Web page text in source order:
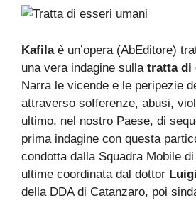
Kafila è un’opera (AbEditore)
una vera indagine sulla tratta di
Narra le vicende e le peripezie
attraverso sofferenze, abusi,
ultimo, nel nostro Paese, di
prima indagine con questa
condotta dalla Squadra Mobile
ultime coordinata dal dottor
della DDA di Catanzaro, poi